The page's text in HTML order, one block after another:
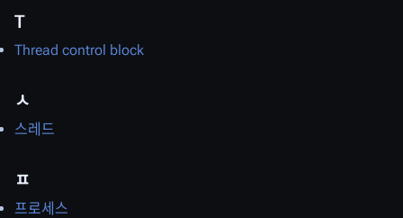
T
Thread control block
ㅅ
스레드
ㅍ
프로세스